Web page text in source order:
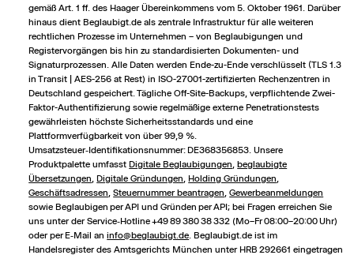
gemäß Art. 1 ff. des Haager Übereinkommens vom 5. Oktober 1961. Darüber
hinaus dient Beglaubigt.de als zentrale Infrastruktur für alle weiteren
rechtlichen Prozesse im Unternehmen – von Beglaubigungen und
Registervorgängen bis hin zu standardisierten Dokumenten- und
Signaturprozessen. Alle Daten werden Ende-zu-Ende verschlüsselt (TLS 1.3
in Transit | AES-256 at Rest) in ISO-27001-zertifizierten Rechenzentren in
Deutschland gespeichert. Tägliche Off-Site-Backups, verpflichtende Zwei-
Faktor-Authentifizierung sowie regelmäßige externe Penetrationstests
gewährleisten höchste Sicherheitsstandards und eine
Plattformverfügbarkeit von über 99,9 %.
Umsatzsteuer‑Identifikationsnummer: DE368356853. Unsere
Produktpalette umfasstDigitale Beglaubigungen ,beglaubigte
Übersetzungen ,Digitale Gründungen ,Holding Gründungen
Geschäftsadressen ,Steuernummer beantragen ,Gewerbeanmeldungen
sowie Beglaubigen per API und Gründen per API; bei Fragen erreichen Sie
uns unter der Service‑Hotline +49 89 380 38 332 (Mo–Fr 08:00–20:00 Uhr)
oder per E‑Mail aninfo@beglaubigt.de . Beglaubigt.de ist im
Handelsregister des Amtsgerichts München unter HRB 292661 eingetragen